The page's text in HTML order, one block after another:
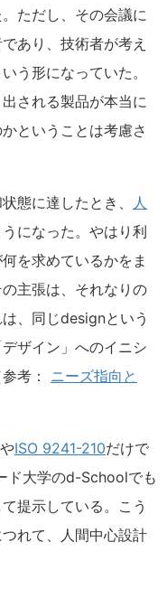
ただし、その会議に
あり、技術者が考え
う形になっていた。
される製品が本当に
ということは考慮さ
態に達したとき、 人
になった。やはり利
を求めているかをま
主張は、それなりの
、同じdesignという
ザイン」へのイニシ
考： ニーズ指向と
やISO 9241-210だけで
ド大学のd-Schoolでも
提示している。こう
れて、人間中心設計